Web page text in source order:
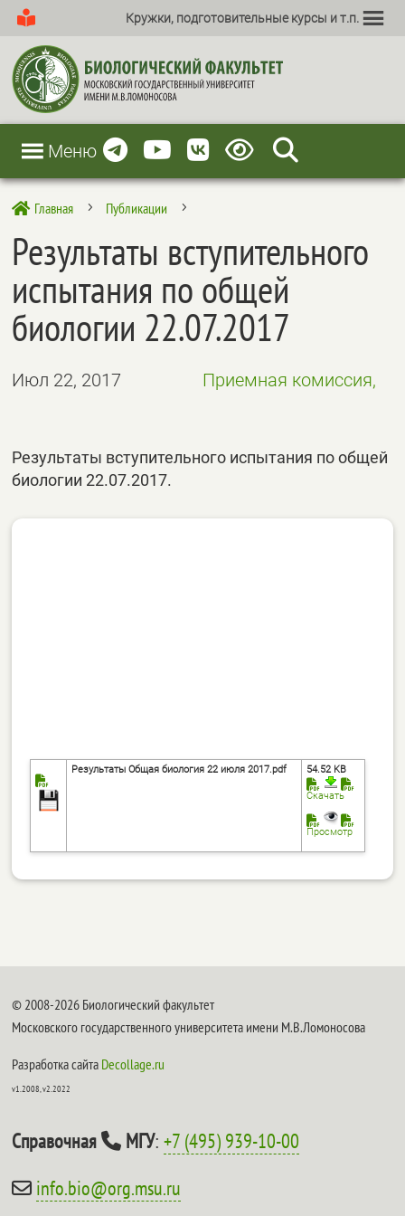
Кружки, подготовительные курсы и т.п.
Меню
 Главная 5 Публикации 5
Результаты вступительного
испытания по общей
биологии 22.07.2017
Июл 22, 2017 Приемная комиссия,
Результаты вступительного испытания по общей
биологии 22.07.2017.
Результаты Общая биология 22 июля 2017.pdf 54.52 KB
Скачать
Просмотр
© 2008-2026 Биологический факультет
Московского государственного университета имени М.В.Ломоносова
Разработка сайта Decollage.ru
v1.2008, v2.2022
Справочная МГУ:+7 (495) 939-10-00
info.bio@org.msu.ru